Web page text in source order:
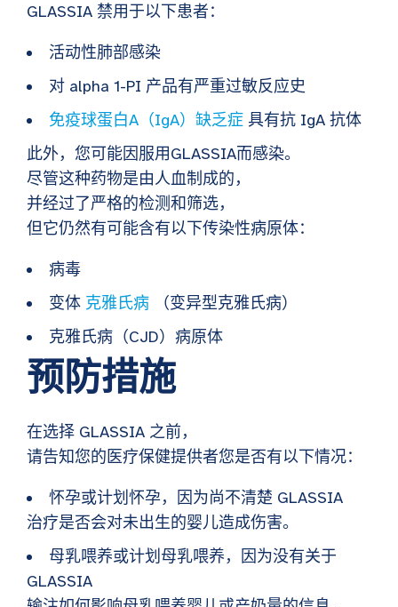
GLASSIA 禁用于以下患者：
活动性肺部感染
对 alpha 1-PI 产品有严重过敏反应史
免疫球蛋白A（IgA）缺乏症 具有抗 IgA 抗体
此外，您可能因服用GLASSIA而感染。
尽管这种药物是由人血制成的，
并经过了严格的检测和筛选，
但它仍然有可能含有以下传染性病原体：
病毒
变体 克雅氏病 （变异型克雅氏病）
克雅氏病（CJD）病原体
预防措施
在选择 GLASSIA 之前，
请告知您的医疗保健提供者您是否有以下情况：
怀孕或计划怀孕，因为尚不清楚 GLASSIA
治疗是否会对未出生的婴儿造成伤害。
母乳喂养或计划母乳喂养，因为没有关于
GLASSIA